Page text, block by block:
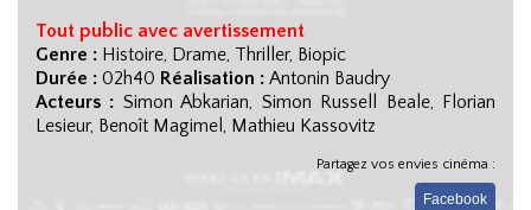
Tout public avec avertissement
Genre : Histoire, Drame, Thriller, Biopic
Durée : 02h40 Réalisation : Antonin Baudry
Acteurs : Simon Abkarian, Simon Russell Beale, Florian
Lesieur, Benoît Magimel, Mathieu Kassovitz
Partagez vos envies cinéma :
Facebook